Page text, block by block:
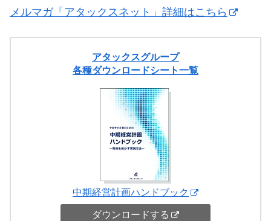
メルマガ「アタックスネット」詳細はこちら
アタックスグループ
各種ダウンロードシート一覧
中期経営計画ハンドブック
ダウンロードする